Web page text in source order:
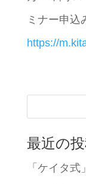
ミナー申
https://
最近の
「ケイタ